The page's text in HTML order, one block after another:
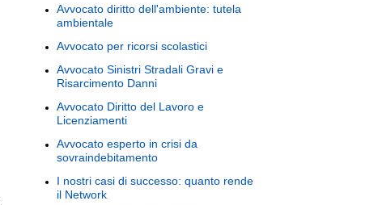
Avvocato diritto dell'ambiente: tutela
ambientale
Avvocato per ricorsi scolastici
Avvocato Sinistri Stradali Gravi e
Risarcimento Danni
Avvocato Diritto del Lavoro e
Licenziamenti
Avvocato esperto in crisi da
sovraindebitamento
I nostri casi di successo: quanto rende
il Network